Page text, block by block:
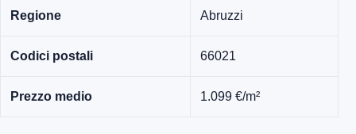
Regione Abruzzi
Codici postali 66021
Prezzo medio 1.099 €/m²